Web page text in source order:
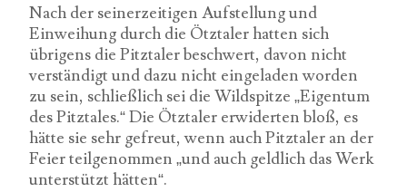
Nach der seinerzeitigen Aufstellung und
Einweihung durch die Ötztaler hatten sich
übrigens die Pitztaler beschwert, davon nicht
verständigt und dazu nicht eingeladen worden
zu sein, schließlich sei die Wildspitze „Eigentum
des Pitztales.“ Die Ötztaler erwiderten bloß, es
hätte sie sehr gefreut, wenn auch Pitztaler an der
Feier teilgenommen „und auch geldlich das Werk
unterstützt hätten“.